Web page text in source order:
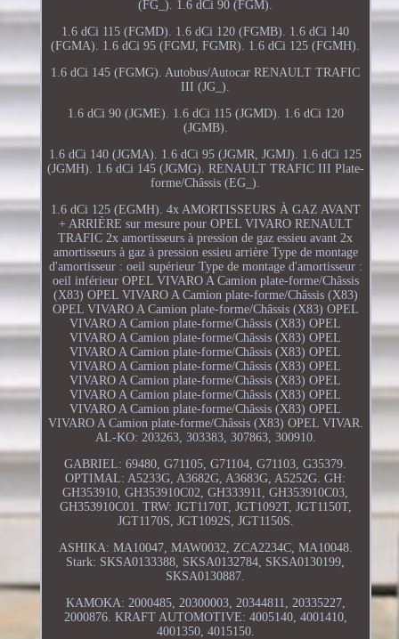
(FG_). 1.6 dCi 90 (FGM).
1.6 dCi 115 (FGMD). 1.6 dCi 120 (FGMB). 1.6 dCi 140
(FGMA). 1.6 dCi 95 (FGMJ, FGMR). 1.6 dCi 125 (FGMH).
1.6 dCi 145 (FGMG). Autobus/Autocar RENAULT TRAFIC
III (JG_).
1.6 dCi 90 (JGME). 1.6 dCi 115 (JGMD). 1.6 dCi 120
(JGMB).
1.6 dCi 140 (JGMA). 1.6 dCi 95 (JGMR, JGMJ). 1.6 dCi 125
(JGMH). 1.6 dCi 145 (JGMG). RENAULT TRAFIC III Plate-
forme/Châssis (EG_).
1.6 dCi 125 (EGMH). 4x AMORTISSEURS À GAZ AVANT
+ ARRIÈRE sur mesure pour OPEL VIVARO RENAULT
TRAFIC 2x amortisseurs à pression de gaz essieu avant 2x
amortisseurs à gaz à pression essieu arrière Type de montage
d'amortisseur : oeil supérieur Type de montage d'amortisseur :
oeil inférieur OPEL VIVARO A Camion plate-forme/Châssis
(X83) OPEL VIVARO A Camion plate-forme/Châssis (X83)
OPEL VIVARO A Camion plate-forme/Châssis (X83) OPEL
VIVARO A Camion plate-forme/Châssis (X83) OPEL
VIVARO A Camion plate-forme/Châssis (X83) OPEL
VIVARO A Camion plate-forme/Châssis (X83) OPEL
VIVARO A Camion plate-forme/Châssis (X83) OPEL
VIVARO A Camion plate-forme/Châssis (X83) OPEL
VIVARO A Camion plate-forme/Châssis (X83) OPEL
VIVARO A Camion plate-forme/Châssis (X83) OPEL
VIVARO A Camion plate-forme/Châssis (X83) OPEL VIVAR.
AL-KO: 203263, 303383, 307863, 300910.
GABRIEL: 69480, G71105, G71104, G71103, G35379.
OPTIMAL: A5233G, A3682G, A3683G, A5252G. GH:
GH353910, GH353910C02, GH333911, GH353910C03,
GH353910C01. TRW: JGT1170T, JGT1092T, JGT1150T,
JGT1170S, JGT1092S, JGT1150S.
ASHIKA: MA10047, MAW0032, ZCA2234C, MA10048.
Stark: SKSA0133388, SKSA0132784, SKSA0130199,
SKSA0130887.
KAMOKA: 2000485, 20300003, 20344811, 20335227,
2000876. KRAFT AUTOMOTIVE: 4005140, 4001410,
4001350, 4015150.